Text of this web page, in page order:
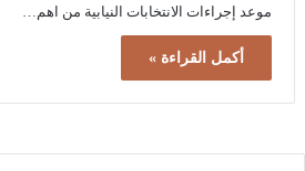
موعد إجراءات الانتخابات النيابية من اهم…
أكمل القراءة »